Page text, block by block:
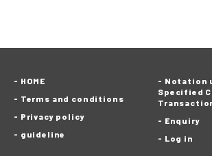
HOME
Terms and conditions
Privacy policy
guideline
Notation
Specified
Enquiry
Log in